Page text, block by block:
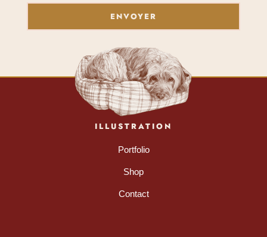
ENVOYER
ILLUSTRATION
Portfolio
Shop
Contact